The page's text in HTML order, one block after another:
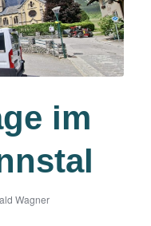
im
Wagner